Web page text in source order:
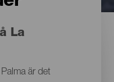
La
är det